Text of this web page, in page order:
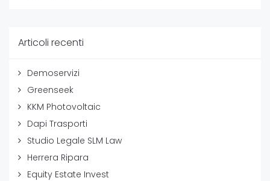
Articoli recenti
Demoservizi
Greenseek
KKM Photovoltaic
Dapi Trasporti
Studio Legale SLM Law
Herrera Ripara
Equity Estate Invest